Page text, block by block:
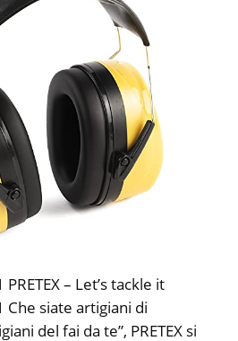
– Let’s tackle it
siate artigiani di
del fai da te”, PRETEX si